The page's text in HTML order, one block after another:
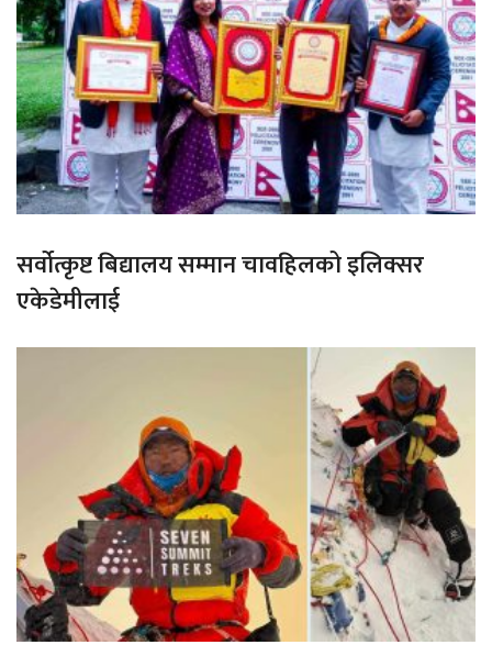
सर्वोत्कृष्ट बिद्यालय सम्मान चावहिलको इलिक्सर
एकेडेमीलाई